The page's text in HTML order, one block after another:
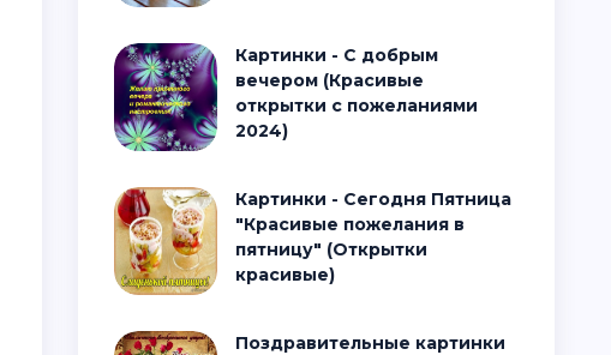
Картинки - С добрым
вечером (Красивые
открытки с пожеланиями
2024)
Картинки - Сегодня Пятница
"Красивые пожелания в
пятницу" (Открытки
красивые)
Поздравительные картинки